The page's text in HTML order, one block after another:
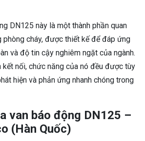
DN125 này là một thành phần quan
phòng cháy, được thiết kế để đáp ứng
và độ tin cậy nghiêm ngặt của ngành.
kết nối, chức năng của nó đều được tùy
hiện và phản ứng nhanh chóng trong
van báo động DN125 –
(Hàn Quốc)